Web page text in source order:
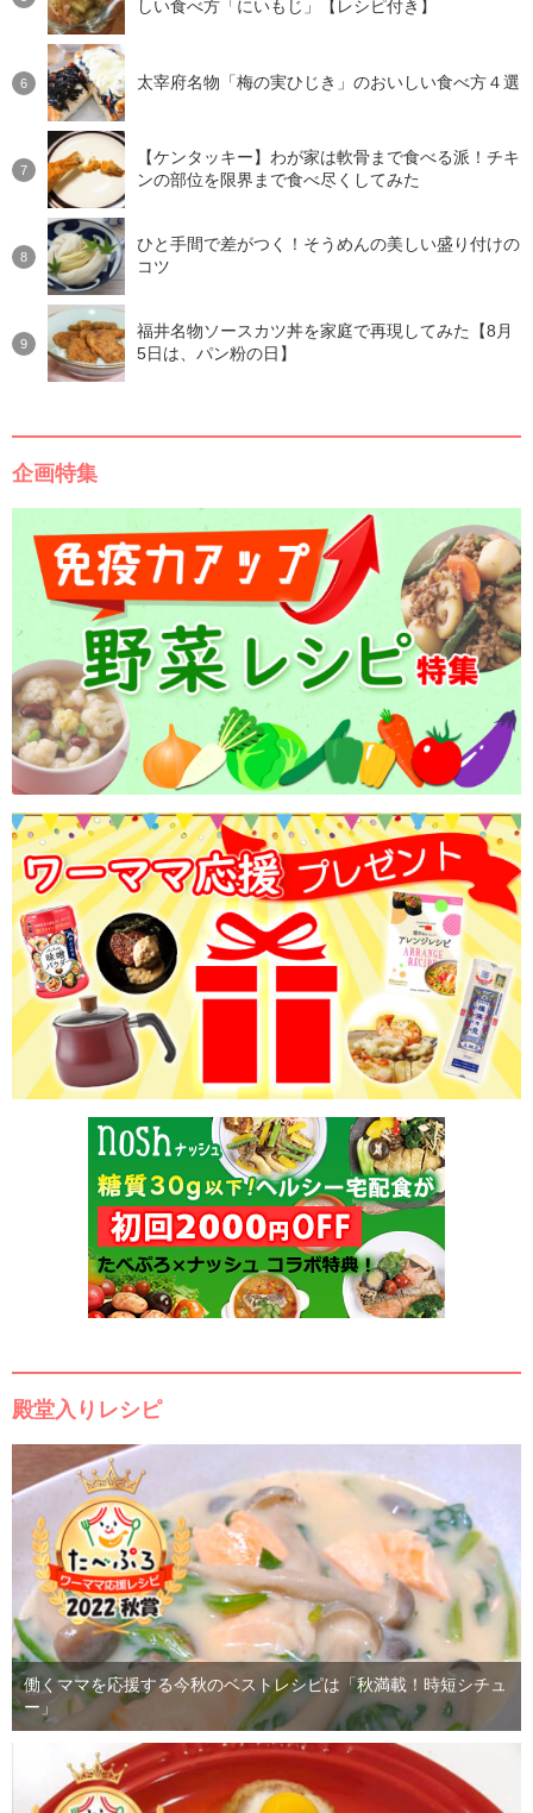
しい食べ方「にいもじ」【レシピ付き】
太宰府名物「梅の実ひじき」のおいしい食べ方４選
【ケンタッキー】わが家は軟骨まで食べる派！チキ
ンの部位を限界まで食べ尽くしてみた
ひと手間で差がつく！そうめんの美しい盛り付けの
コツ
福井名物ソースカツ丼を家庭で再現してみた【8月
5日は、パン粉の日】
企画特集
殿堂入りレシピ
働くママを応援する今秋のベストレシピは「秋満載！時短シチュ
ー」